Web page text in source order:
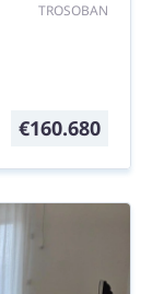
TROSOBAN
€160.680